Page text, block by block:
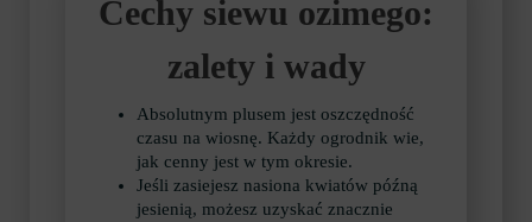
Cechy siewu ozimego:
zalety i wady
Absolutnym plusem jest oszczędność
czasu na wiosnę. Każdy ogrodnik wie,
jak cenny jest w tym okresie.
Jeśli zasiejesz nasiona kwiatów późną
jesienią, możesz uzyskać znacznie